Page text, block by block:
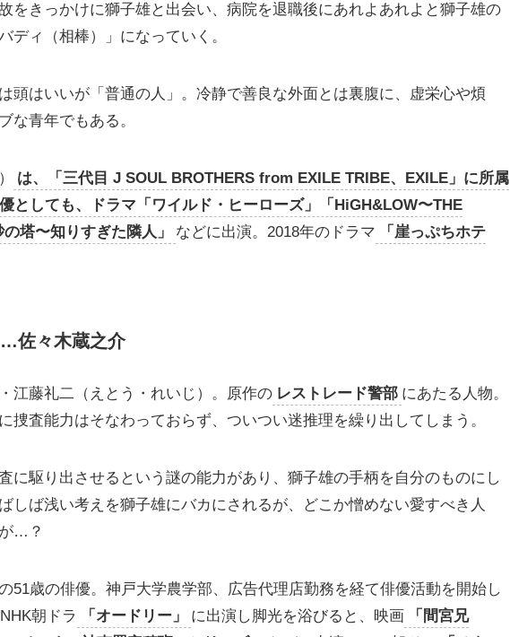
をきっかけに獅子雄と出会い、病院を退職後にあれよあれよと獅子雄の
ディ（相棒）」になっていく。
頭はいいが「普通の人」。冷静で善良な外面とは裏腹に、虚栄心や煩
な青年でもある。
は、「三代目 J SOUL BROTHERS from EXILE TRIBE、EXILE」に所属
としても、ドラマ「ワイルド・ヒーローズ」「HiGH&LOW〜THE
塔〜知りすぎた隣人」
などに出演。2018年のドラマ
「崖っぷちホテ
佐々木蔵之介
江藤礼二（えとう・れいじ）。原作の レストレード警部 にあたる人物。
捜査能力はそなわっておらず、ついつい迷推理を繰り出してしまう。
に駆り出させるという謎の能力があり、獅子雄の手柄を自分のものにし
しば浅い考えを獅子雄にバカにされるが、どこか憎めない愛すべき人
…？
51歳の俳優。神戸大学農学部、広告代理店勤務を経て俳優活動を開始し
朝ドラ
「オードリー」 に出演し脚光を浴びると、映画
「間宮兄